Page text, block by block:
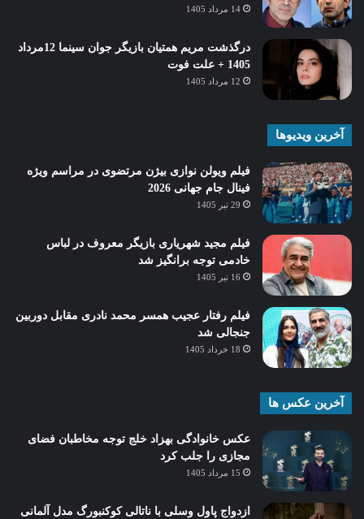
14 مرداد 1405
درگذشت مریم همتیان بازیگر جوان سینما 12مرداد
1405 + علت فوت
12 مرداد 1405
آخرین ویدیوها
فیلم ویولن نوازی بیژن مرتضوی در مراسم ویژه
فینال جام جهانی 2026
29 تیر 1405
فیلم مجید شهریاری بازیگر معروف در لباس
خادمی توجه برانگیز شد
16 تیر 1405
فیلم رفتار عجیب همسر محمد نادری مقابل دوربین
جنجالی شد
18 خرداد 1405
آخرین عکس ها
عکس خانوادگی بهزاد خلج توجه مخاطبان فضای
مجازی را جلب کرد
15 مرداد 1405
ازدواج پاول وسلی با ناتالی کوکنبورگ مدل آلمانی